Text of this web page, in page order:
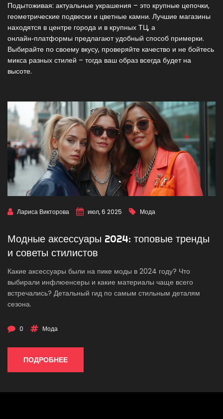
Подытоживая: актуальные украшения – это крупные цепочки,
геометрические подвески и цветные камни. Лучшие магазины
находятся в центре города и в крупных ТЦ, а
онлайн‑платформы предлагают удобный способ примерки.
Выбирайте по своему вкусу, проверяйте качество и не бойтесь
микса разных стилей – тогда ваш образ всегда будет на
высоте.
Лариса Викторова июл, 6 2025 Мода
Модные аксессуары 2024: топовые тренды
и советы стилистов
Какие аксессуары были на пике моды в 2024 году? Что
выбирали инфлюенсеры и какие материалы чаще всего
встречались? Детальный гид по самым стильным деталям
сезона.
0 Мода
ПОДРОБНЕЕ